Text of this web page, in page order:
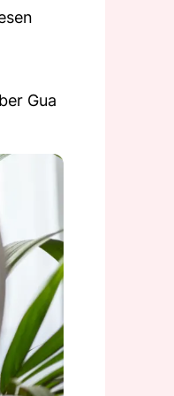
Gua